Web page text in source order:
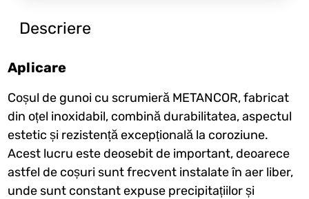
Descriere
Aplicare
Coșul de gunoi cu scrumieră METANCOR, fabricat
din oțel inoxidabil, combină durabilitatea, aspectul
estetic și rezistență excepțională la coroziune.
Acest lucru este deosebit de important, deoarece
astfel de coșuri sunt frecvent instalate în aer liber,
unde sunt constant expuse precipitațiilor și